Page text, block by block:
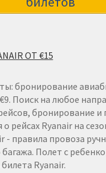
ОТ €15
бронирование
Поиск на любое
бронирование и
рейсах Ryanair на
- правила провоза
Полет с
Ryanair.